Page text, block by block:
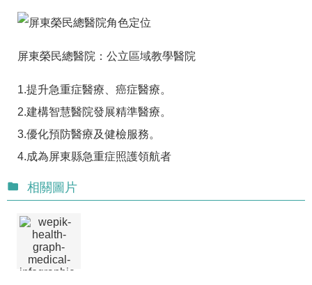
屏東榮民總醫院：公立區域教學醫院
1.提升急重症醫療、癌症醫療。
2.建構智慧醫院發展精準醫療。
3.優化預防醫療及健檢服務。
4.成為屏東縣急重症照護領航者
相關圖片